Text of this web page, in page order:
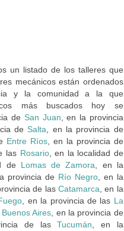
un listado de los talleres que
mecánicos están ordenados
y la comunidad a la que
más buscados hoy se
de San Juan , en la provincia
de Salta , en la provincia de
Entre Ríos , en la provincia de
las Rosario, en la localidad de
de Lomas de Zamora , en la
provincia de Río Negro, en la
de lasCatamarca , en la
, en la provincia de las La
Buenos Aires , en la provincia de
de lasTucumán , en la